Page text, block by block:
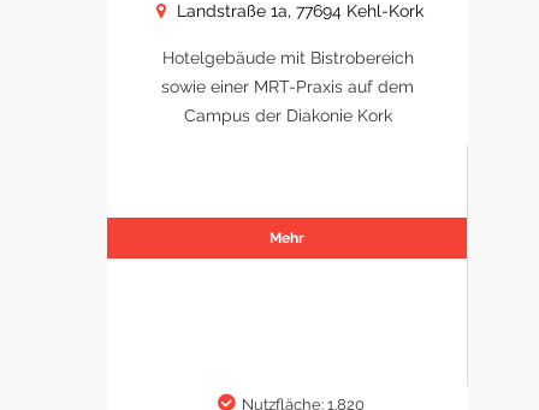
Landstraße 1a, 77694 Kehl-Kork
Hotelgebäude mit Bistrobereich
sowie einer MRT-Praxis auf dem
Campus der Diakonie Kork
Mehr
Nutzfläche: 1.820